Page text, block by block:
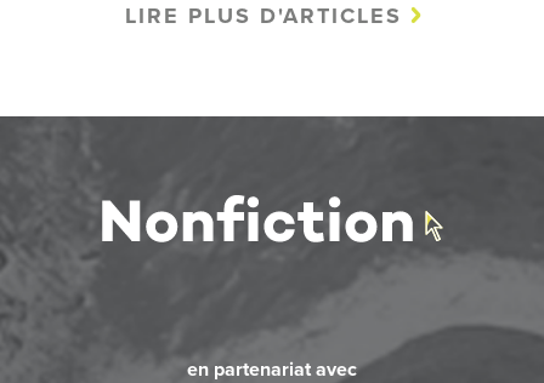
LIRE PLUS D'ARTICLES
en partenariat avec